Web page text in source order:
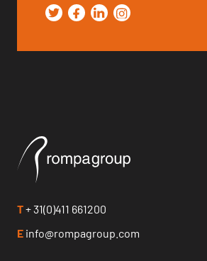
T+ 31(0)411 661200
E info@rompagroup.com